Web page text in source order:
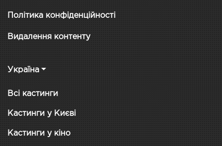
Політика конфіденційності
Видалення контенту
Україна
Всі кастинги
Кастинги у Києві
Кастинги у кіно